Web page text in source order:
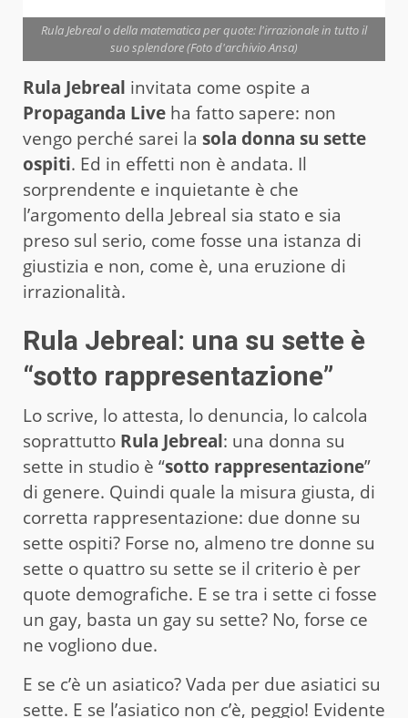
Rula Jebreal o della matematica per quote: l'irrazionale in tutto il
suo splendore (Foto d'archivio Ansa)
Rula Jebreal invitata come ospite a
Propaganda Live ha fatto sapere: non
vengo perché sarei la sola donna su sette
ospiti. Ed in effetti non è andata. Il
sorprendente e inquietante è che
l’argomento della Jebreal sia stato e sia
preso sul serio, come fosse una istanza di
giustizia e non, come è, una eruzione di
irrazionalità.
Rula Jebreal: una su sette è
“sotto rappresentazione”
Lo scrive, lo attesta, lo denuncia, lo calcola
soprattutto Rula Jebreal: una donna su
sette in studio è “sotto rappresentazione”
di genere. Quindi quale la misura giusta, di
corretta rappresentazione: due donne su
sette ospiti? Forse no, almeno tre donne su
sette o quattro su sette se il criterio è per
quote demografiche. E se tra i sette ci fosse
un gay, basta un gay su sette? No, forse ce
ne vogliono due.
E se c’è un asiatico? Vada per due asiatici su
sette. E se l’asiatico non c’è, peggio! Evidente